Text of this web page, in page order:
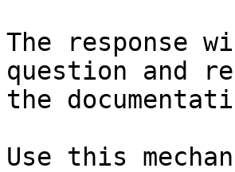
The response
question and
the
Use this